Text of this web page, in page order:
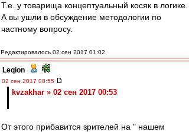
Т.е. у товарища концептуальный косяк в логике.
А вы ушли в обсуждение методологии по
частному вопросу.
Редактировалось 02 сен 2017 01:02
Leqion -
02 сен 2017 00:55
kvzakhar » 02 сен 2017 00:53
От этого прибавится зрителей на " нашем